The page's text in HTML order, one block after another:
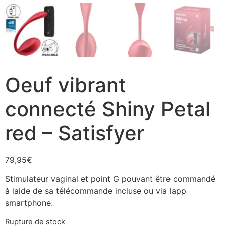
Oeuf vibrant
connecté Shiny Petal
red – Satisfyer
79,95€
Stimulateur vaginal et point G pouvant être commandé
à laide de sa télécommande incluse ou via lapp
smartphone.
Rupture de stock